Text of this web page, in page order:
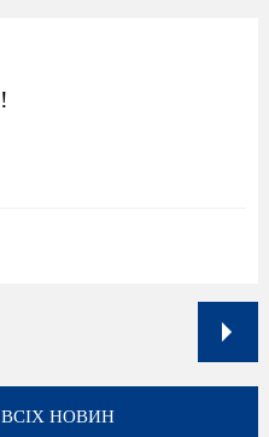
НОВИН